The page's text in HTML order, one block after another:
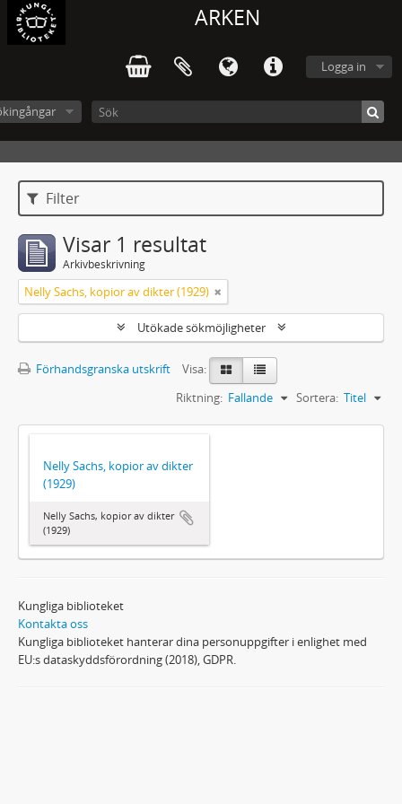
ARKEN
Logga in
Filter
Visar 1 resultat
Arkivbeskrivning
Nelly Sachs, kopior av dikter (1929)
Utökade sökmöjligheter
Förhandsgranska utskrift
Visa:
Sortera: Titel
Riktning: Fallande
Nelly Sachs, kopior av dikter
(1929)
Nelly Sachs, kopior av dikter
(1929)
Kungliga biblioteket
Kontakta oss
Kungliga biblioteket hanterar dina personuppgifter i enlighet med
EU:s dataskyddsförordning (2018), GDPR.